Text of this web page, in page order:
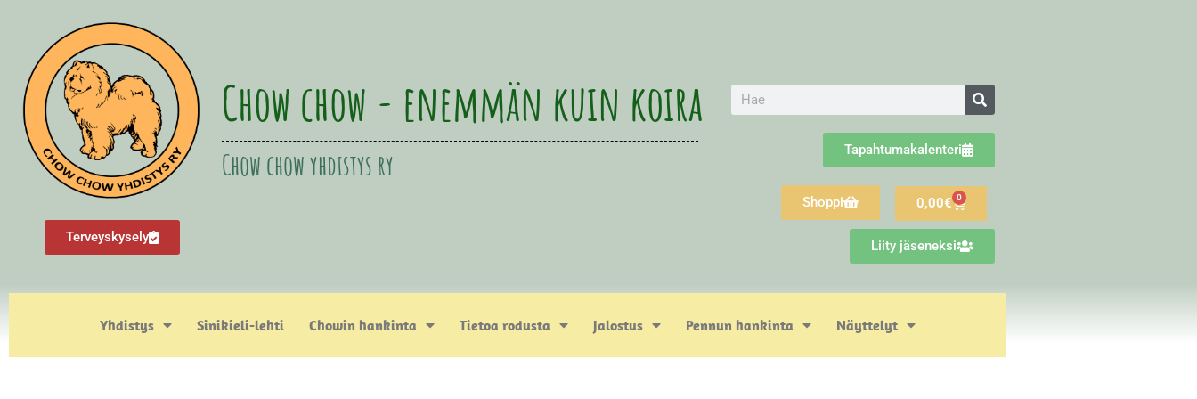
Terveyskysely
Chow chow - enemmän kuin koira
Chow chow yhdistys ry Tapahtumakalenteri
Shoppi 0,00€ 0
Liity jäseneksi
Yhdistys Sinikieli-lehti Chowin hankinta Tietoa rodusta Jalostus Pennun hankinta Näyttelyt